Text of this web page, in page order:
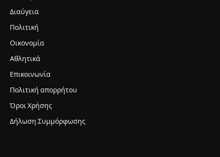
Διαύγεια
Πολιτική
Οικονομία
Αθλητικά
Επικοινωνία
Πολιτική απορρήτου
Όροι Χρήσης
Δήλωση Συμμόρφωσης